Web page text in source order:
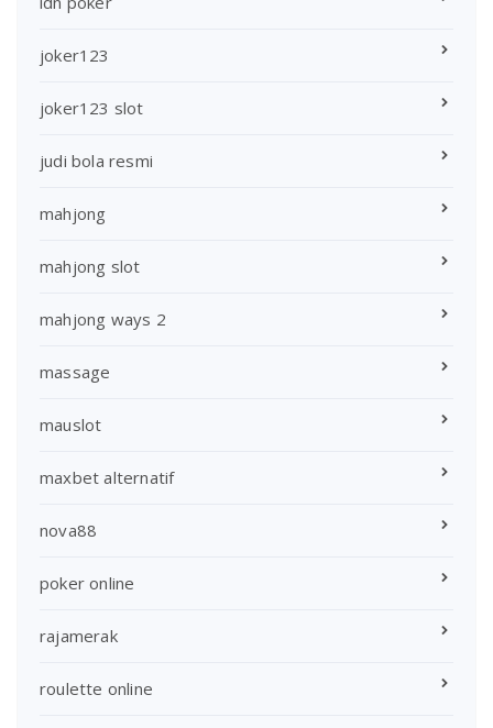
joker123
joker123 slot
judi bola resmi
mahjong
mahjong slot
mahjong ways 2
massage
mauslot
maxbet alternatif
nova88
poker online
rajamerak
roulette online